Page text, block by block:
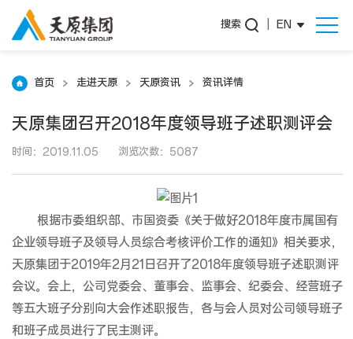
搜索 EN
首页 走进天原 天原资讯 资讯详情
天原集团召开2018年度领导班子述职测评会
时间：2019.11.05 浏览次数：5087
根据市委组织部、市国资委《关于做好2018年度市属国有
企业领导班子及领导人员综合考核评价工作的通知》相关要求，
天原集团于2019年2月21日召开了2018年度领导班子述职测评
会议。会上，公司党委会、董事会、监事会、纪委会、经营班子
等五大班子分别向大会作述职报告，各与会人员对公司领导班子
和班子成员进行了民主测评。